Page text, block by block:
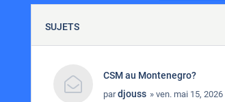
SUJETS
CSM au Montenegro?
pardjouss » ven. mai 15,